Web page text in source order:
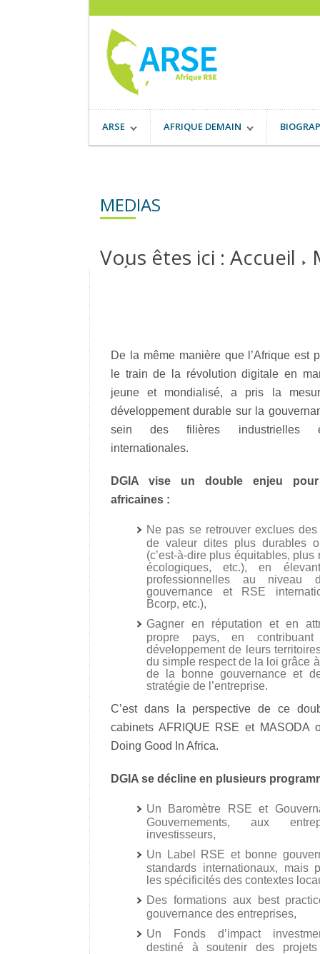
ARSE AFRIQUE DEMAIN
MEDIAS
Vous êtes ici : Accueil
MÉDIAS RECCENTS
De la même manière que l’Afrique est
le train de la révolution digitale en
jeune et mondialisé, a pris la
développement durable sur la
sein des filières industrielles
internationales.
DGIA vise un double enjeu
africaines :
Ne pas se retrouver exclues
de valeur dites plus durables
(c’est-à-dire plus équitables, plus
écologiques, etc.), en
professionnelles au niveau
gouvernance et RSE
Bcorp, etc.),
Gagner en réputation et en
propre pays, en contribuant
développement de leurs
du simple respect de la loi grâce
de la bonne gouvernance et
stratégie de l’entreprise.
C’est dans la perspective de ce
cabinets AFRIQUE RSE et MASODA
Doing Good In Africa.
DGIA se décline en plusieurs
Un Baromètre RSE et
Gouvernements, aux
investisseurs,
Un Label RSE et bonne
standards internationaux, mais
les spécificités des contextes
Des formations aux best
gouvernance des entreprises,
Un Fonds d’impact
destiné à soutenir des